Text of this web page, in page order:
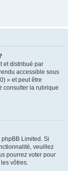
et distribué par
accessible sous
» et peut être
consulter la rubrique
Limited. Si
veuillez
pourrez voter pour
vôtres.